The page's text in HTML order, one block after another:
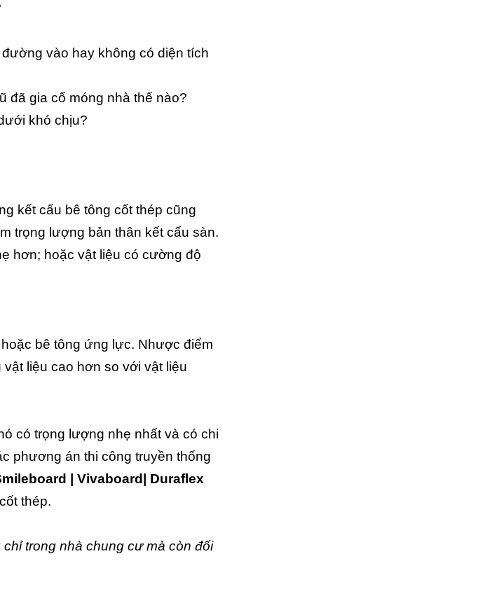
vào hay không có diện tích
đã gia cố móng nhà thế nào?
khó chịu?
kết cấu bê tông cốt thép cũng
trọng lượng bản thân kết cấu sàn.
hơn; hoặc vật liệu có cường độ
bê tông ứng lực. Nhược điểm
liệu cao hơn so với vật liệu
có trọng lượng nhẹ nhất và có chi
phương án thi công truyền thống
| Vivaboard| Duraflex
thép.
trong nhà chung cư mà còn đối